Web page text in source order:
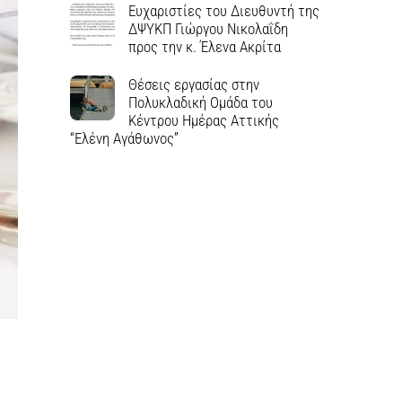
Ευχαριστίες του Διευθυντή της
ΔΨΥΚΠ Γιώργου Νικολαΐδη
προς την κ. Έλενα Ακρίτα
Θέσεις εργασίας στην
Πολυκλαδική Ομάδα του
Κέντρου Ημέρας Αττικής
“Ελένη Αγάθωνος”